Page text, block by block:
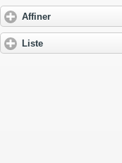
Affiner
Liste